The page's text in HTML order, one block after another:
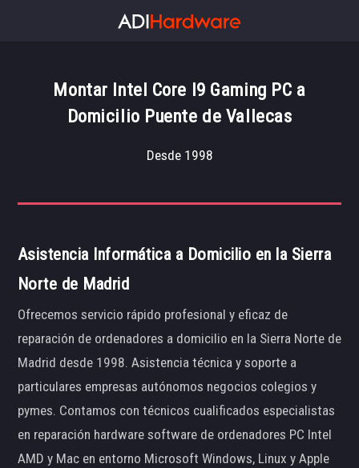
Montar Intel Core I9 Gaming PC a
Domicilio Puente de Vallecas
Desde 1998
Asistencia Informática a Domicilio en la Sierra
Norte de Madrid
Ofrecemos servicio rápido profesional y eficaz de
reparación de ordenadores a domicilio en la Sierra Norte de
Madrid desde 1998. Asistencia técnica y soporte a
particulares empresas autónomos negocios colegios y
pymes. Contamos con técnicos cualificados especialistas
en reparación hardware software de ordenadores PC Intel
AMD y Mac en entorno Microsoft Windows, Linux y Apple